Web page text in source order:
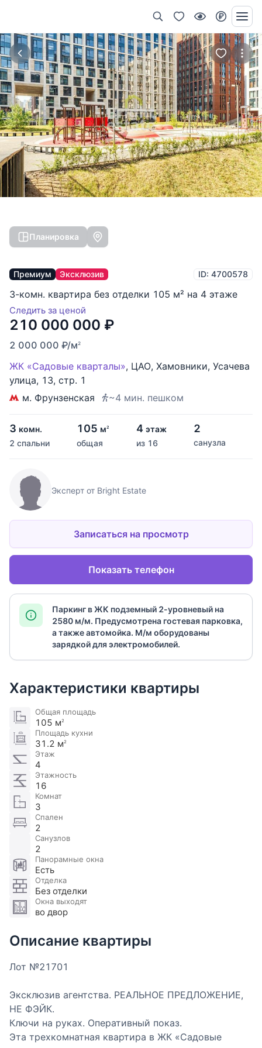
Планировка
Премиум Эксклюзив ID: 4700578
3-комн. квартира без отделки 105 м² на 4 этаже
Следить за ценой
210 000 000 ₽
2 000 000 ₽/м2
ЖК «Садовые кварталы», ЦАО, Хамовники, Усачева
улица, 13, стр. 1
м. Фрунзенская
~4 мин. пешком
3 комн.
2 спальни
105 м2
общая
4 этаж
из 16
2
санузла
Эксперт от Bright Estate
Записаться на просмотр
Показать телефон
Паркинг в ЖК подземный 2-уровневый на
2580 м/м. Предусмотрена гостевая парковка,
а также автомойка. М/м оборудованы
зарядкой для электромобилей​.
Характеристики квартиры
Общая площадь
105 м2
Площадь кухни
31.2 м2
Этаж
4
Этажность
16
Комнат
3
Спален
2
Санузлов
2
Панорамные окна
Есть
Отделка
Без отделки
Окна выходят
во двор
Описание квартиры
Лот №21701
Эксклюзив агентства. РЕАЛЬНОЕ ПРЕДЛОЖЕНИЕ,
НЕ ФЭЙК.
Ключи на руках. Оперативный показ.
Эта трехкомнатная квартира в ЖК «Садовые